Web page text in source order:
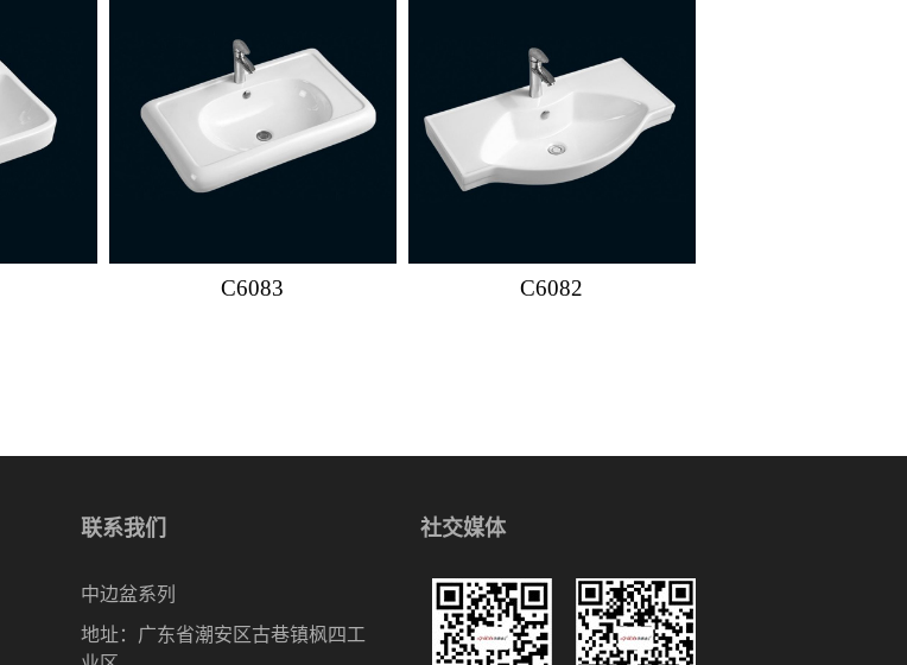
C6083 C6082
联系我们
中边盆系列
地址：广东省潮安区古巷镇枫四工
社交媒体